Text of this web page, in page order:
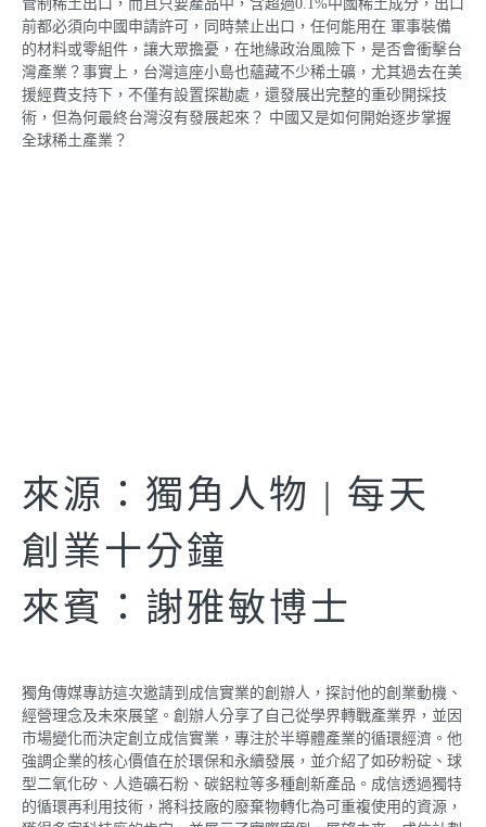
管制稀土出口，而且只要產品中，含超過0.1%中國稀土成分，出口
前都必須向中國申請許可，同時禁止出口，任何能用在 軍事裝備
的材料或零組件，讓大眾擔憂，在地緣政治風險下，是否會衝擊台
灣產業？事實上，台灣這座小島也蘊藏不少稀土礦，尤其過去在美
援經費支持下，不僅有設置探勘處，還發展出完整的重砂開採技
術，但為何最終台灣沒有發展起來？ 中國又是如何開始逐步掌握
全球稀土產業？
來源：獨角人物 | 每天
創業十分鐘
來賓：謝雅敏博士
獨角傳媒專訪這次邀請到成信實業的創辦人，探討他的創業動機、
經營理念及未來展望。創辦人分享了自己從學界轉戰產業界，並因
市場變化而決定創立成信實業，專注於半導體產業的循環經濟。他
強調企業的核心價值在於環保和永續發展，並介紹了如矽粉碇、球
型二氧化矽、人造礦石粉、碳鋁粒等多種創新產品。成信透過獨特
的循環再利用技術，將科技廠的廢棄物轉化為可重複使用的資源，